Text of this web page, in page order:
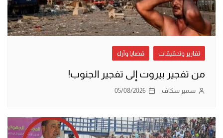
تقارير وتحقيقات قضايا وآراء
من تفجير بيروت إلى تفجير الجنوب!
سمير سكاف 05/08/2026